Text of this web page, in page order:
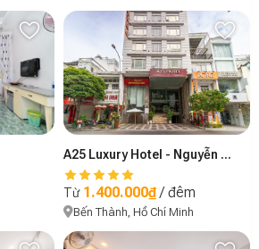
A25 Luxury Hotel - Nguyễn Trãi
Từ 1.400.000₫/ đêm
Bến Thành, Hồ Chí Minh